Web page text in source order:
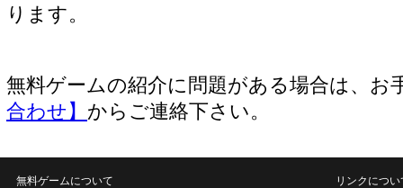
ります。
無料ゲームの紹介に問題がある場合は、お
合わせ】 からご連絡下さい。
無料ゲームについて リンクについ